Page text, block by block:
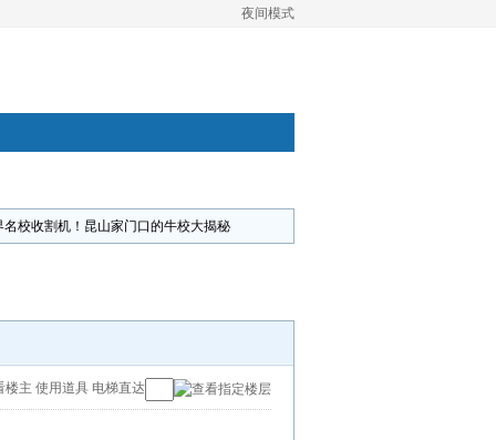
夜间模式
名校收割机！昆山家门口的牛校大揭秘
楼主 使用道具 电梯直达